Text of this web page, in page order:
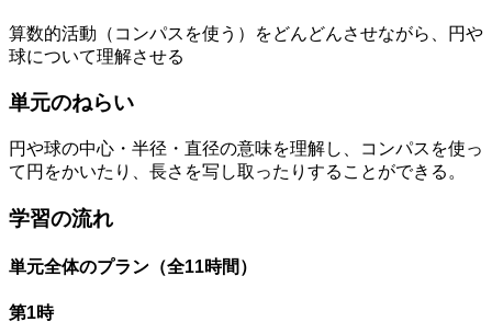
算数的活動（コンパスを使う）をどんどんさせながら、円や
球について理解させる
単元のねらい
円や球の中心・半径・直径の意味を理解し、コンパスを使っ
て円をかいたり、長さを写し取ったりすることができる。
学習の流れ
単元全体のプラン（全11時間）
第1時